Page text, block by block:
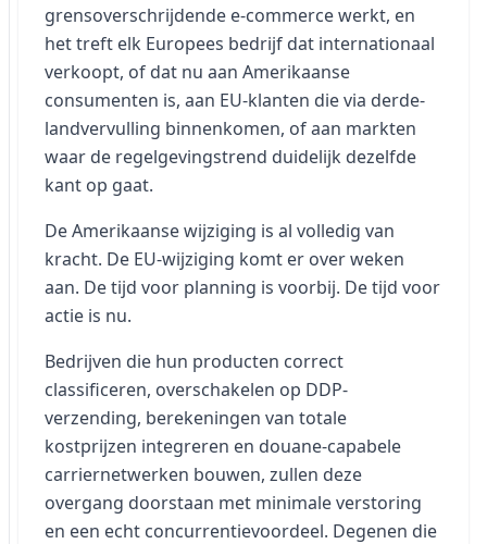
grensoverschrijdende e-commerce werkt, en
het treft elk Europees bedrijf dat internationaal
verkoopt, of dat nu aan Amerikaanse
consumenten is, aan EU-klanten die via derde-
landvervulling binnenkomen, of aan markten
waar de regelgevingstrend duidelijk dezelfde
kant op gaat.
De Amerikaanse wijziging is al volledig van
kracht. De EU-wijziging komt er over weken
aan. De tijd voor planning is voorbij. De tijd voor
actie is nu.
Bedrijven die hun producten correct
classificeren, overschakelen op DDP-
verzending, berekeningen van totale
kostprijzen integreren en douane-capabele
carriernetwerken bouwen, zullen deze
overgang doorstaan met minimale verstoring
en een echt concurrentievoordeel. Degenen die